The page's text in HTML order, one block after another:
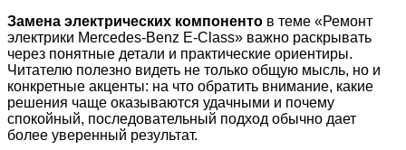
Замена электрических компоненто в теме «Ремонт
электрики Mercedes-Benz E-Class» важно раскрывать
через понятные детали и практические ориентиры.
Читателю полезно видеть не только общую мысль, но и
конкретные акценты: на что обратить внимание, какие
решения чаще оказываются удачными и почему
спокойный, последовательный подход обычно дает
более уверенный результат.